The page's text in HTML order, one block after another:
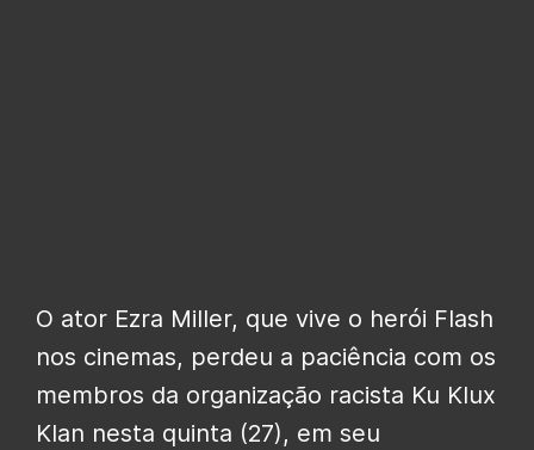
O ator Ezra Miller, que vive o herói Flash
nos cinemas, perdeu a paciência com os
membros da organização racista Ku Klux
Klan nesta quinta (27), em seu